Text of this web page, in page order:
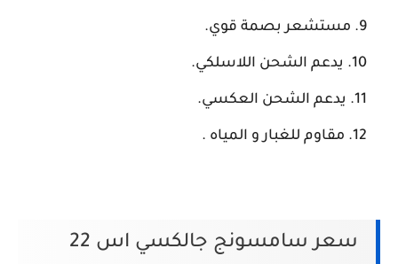
مستشعر بصمة قوي.
يدعم الشحن اللاسلكي.
يدعم الشحن العكسي.
مقاوم للغبار و المياه .
سعر سامسونج جالكسي اس 22